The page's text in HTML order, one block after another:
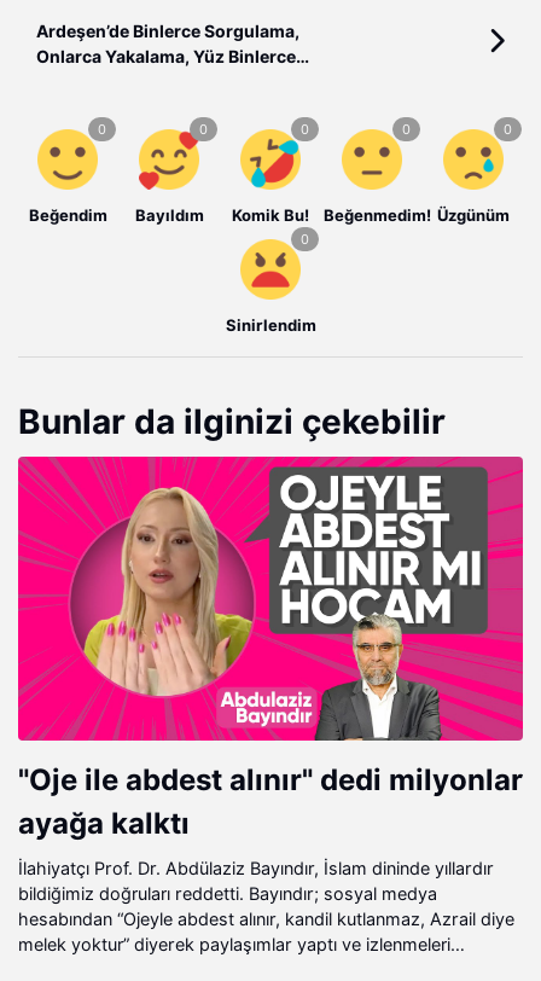
Ardeşen’de Binlerce Sorgulama,
Onlarca Yakalama, Yüz Binlerce
Beğendim Bayıldım Komik Bu! Beğenmedim! Üzgünüm
Sinirlendim
Bunlar da ilginizi çekebilir
"Oje ile abdest alınır" dedi milyonlar
ayağa kalktı
İlahiyatçı Prof. Dr. Abdülaziz Bayındır, İslam dininde yıllardır
bildiğimiz doğruları reddetti. Bayındır; sosyal medya
hesabından “Ojeyle abdest alınır, kandil kutlanmaz, Azrail diye
melek yoktur” diyerek paylaşımlar yaptı ve izlenmeleri